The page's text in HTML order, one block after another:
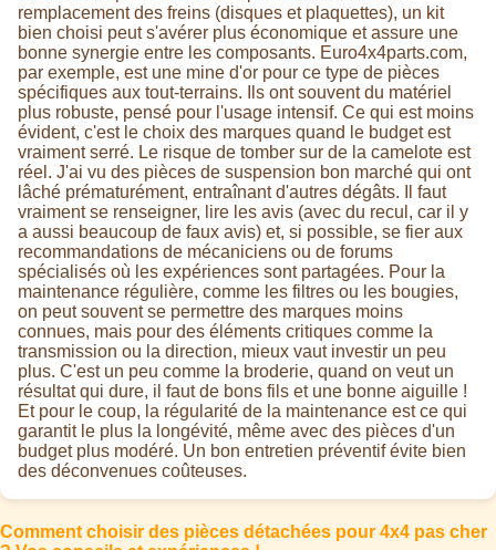
remplacement des freins (disques et plaquettes), un kit
bien choisi peut s'avérer plus économique et assure une
bonne synergie entre les composants. Euro4x4parts.com,
par exemple, est une mine d'or pour ce type de pièces
spécifiques aux tout-terrains. Ils ont souvent du matériel
plus robuste, pensé pour l'usage intensif. Ce qui est moins
évident, c'est le choix des marques quand le budget est
vraiment serré. Le risque de tomber sur de la camelote est
réel. J'ai vu des pièces de suspension bon marché qui ont
lâché prématurément, entraînant d'autres dégâts. Il faut
vraiment se renseigner, lire les avis (avec du recul, car il y
a aussi beaucoup de faux avis) et, si possible, se fier aux
recommandations de mécaniciens ou de forums
spécialisés où les expériences sont partagées. Pour la
maintenance régulière, comme les filtres ou les bougies,
on peut souvent se permettre des marques moins
connues, mais pour des éléments critiques comme la
transmission ou la direction, mieux vaut investir un peu
plus. C'est un peu comme la broderie, quand on veut un
résultat qui dure, il faut de bons fils et une bonne aiguille !
Et pour le coup, la régularité de la maintenance est ce qui
garantit le plus la longévité, même avec des pièces d'un
budget plus modéré. Un bon entretien préventif évite bien
des déconvenues coûteuses.
Comment choisir des pièces détachées pour 4x4 pas cher